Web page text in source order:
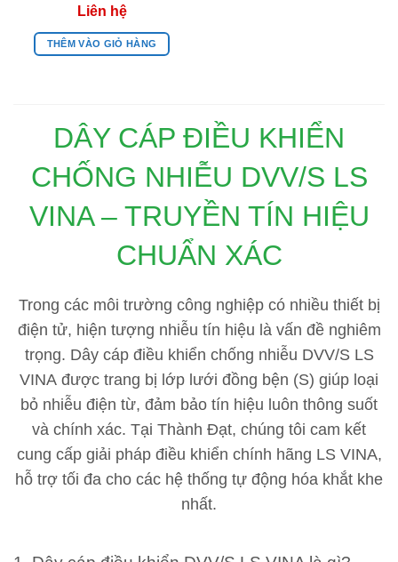
THÊM VÀO GIỎ HÀNG
DÂY CÁP ĐIỀU KHIỂN
CHỐNG NHIỄU DVV/S LS
VINA – TRUYỀN TÍN HIỆU
CHUẨN XÁC
Trong các môi trường công nghiệp có nhiều thiết bị
điện tử, hiện tượng nhiễu tín hiệu là vấn đề nghiêm
trọng. Dây cáp điều khiển chống nhiễu DVV/S LS
VINA được trang bị lớp lưới đồng bện (S) giúp loại
bỏ nhiễu điện từ, đảm bảo tín hiệu luôn thông suốt
và chính xác. Tại Thành Đạt, chúng tôi cam kết
cung cấp giải pháp điều khiển chính hãng LS VINA,
hỗ trợ tối đa cho các hệ thống tự động hóa khắt khe
nhất.